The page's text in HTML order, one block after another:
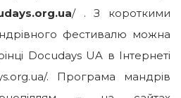
/ . З короткими
фестивалю можна
Docudays UA в Інтернеті
. Програма мандрів